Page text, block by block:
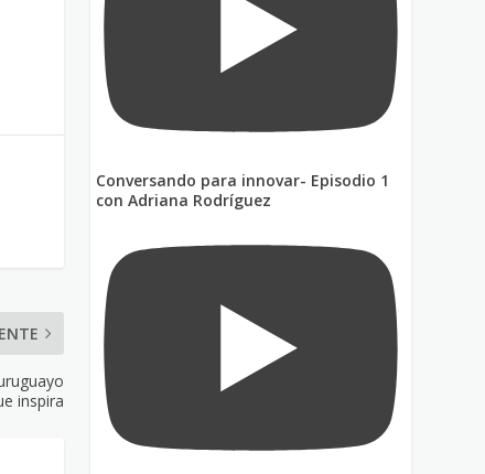
inspira
Conversando para innovar- Episodio 1
con Adriana Rodríguez